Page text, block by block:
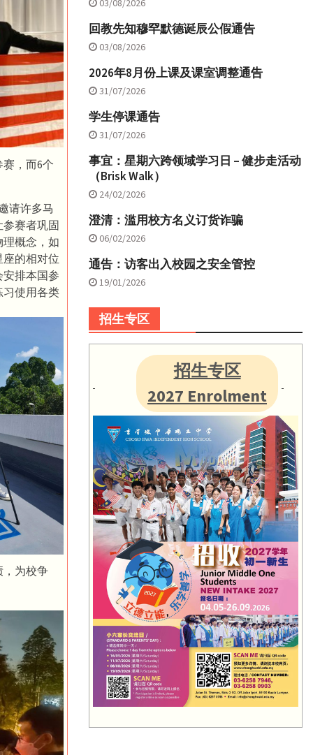
，而6个
请许多马
赛者巩固
概念，如
的相对位
排本国参
习使用各类
，为校争
03/08/2026
回教先知穆罕默德诞辰公假通告
03/08/2026
2026年8月份上课及课室调整通告
31/07/2026
学生停课通告
31/07/2026
事宜：星期六跨领域学习日 – 健步走活动
（Brisk Walk）
24/02/2026
澄清：滥用校方名义订货诈骗
06/02/2026
通告：访客出入校园之安全管控
19/01/2026
招生专区
招生专区
2027 Enrolment